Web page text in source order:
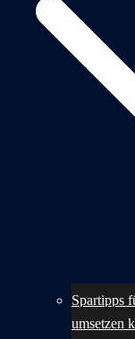
Spartipps
umsetzen